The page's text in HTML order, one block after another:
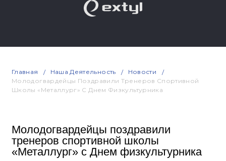
Главная Наша Деятельность
Новости
Молодогвардейцы Поздравили Тренеров Спортивной
Школы «Металлург» С Днем Физкультурника
Молодогвардейцы поздравили
тренеров спортивной школы
«Металлург» с Днем физкультурника